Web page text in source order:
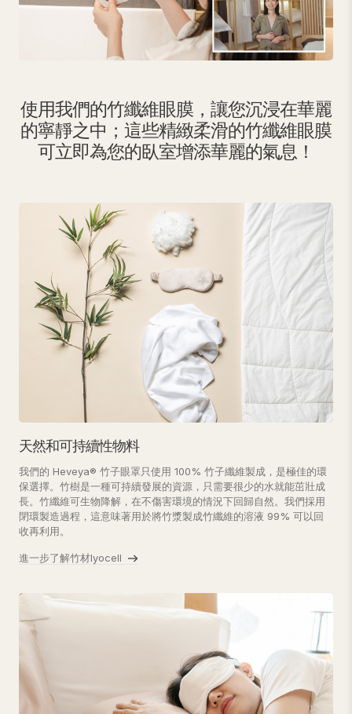
使用我們的竹纖維眼膜，讓您沉浸在華麗
的寧靜之中；這些精緻柔滑的竹纖維眼膜
可立即為您的臥室增添華麗的氣息！
天然和可持續性物料
我們的 Heveya® 竹子眼罩只使用 100% 竹子纖維製成，是極佳的環
保選擇。竹樹是一種可持續發展的資源，只需要很少的水就能茁壯成
長。竹纖維可生物降解，在不傷害環境的情況下回歸自然。我們採用
閉環製造過程，這意味著用於將竹漿製成竹纖維的溶液 99% 可以回
收再利用。
進一步了解竹材lyocell